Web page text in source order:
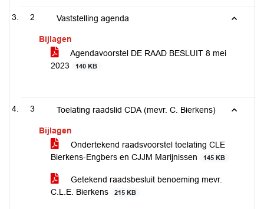
2 Vaststelling agenda
Bijlagen
Agendavoorstel DE RAAD BESLUIT 8 mei
2023
140 KB
3 Toelating raadslid CDA (mevr. C. Bierkens)
Bijlagen
Ondertekend raadsvoorstel toelating CLE
Bierkens-Engbers en CJJM Marijnissen
145 KB
Getekend raadsbesluit benoeming mevr.
C.L.E. Bierkens
215 KB